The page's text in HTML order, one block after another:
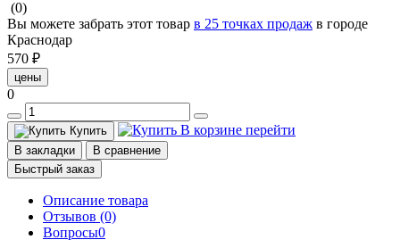
(0)
Вы можете забрать этот товар в 25 точках продаж в городе
Краснодар
570 ₽
цены
0
Купить В корзине перейти
В закладки
В сравнение
Быстрый заказ
Описание товара
Отзывов (0)
Вопросы0